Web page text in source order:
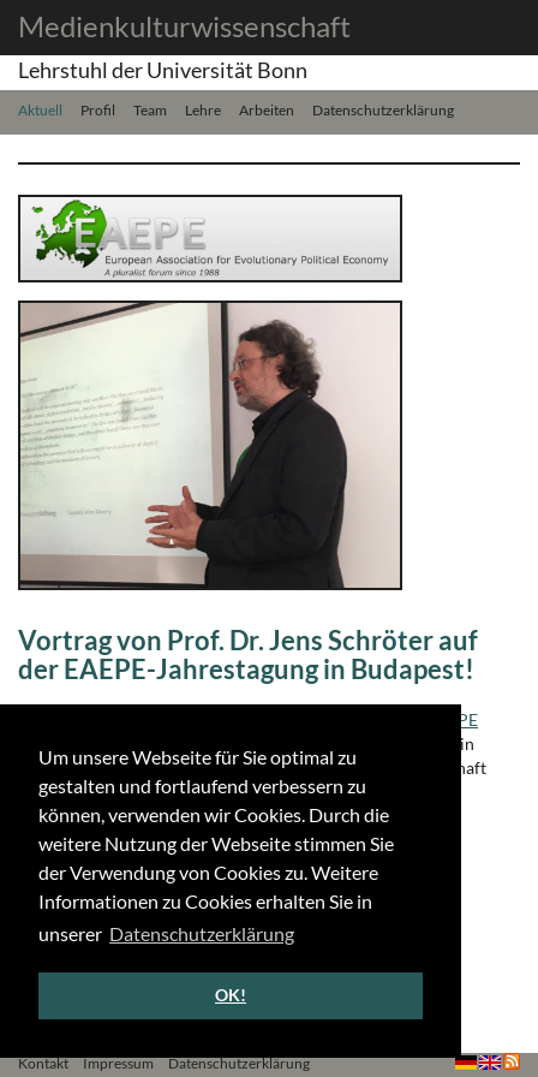
Um unsere Webseite für Sie optimal zu
gestalten und fortlaufend verbessern zu
können, verwenden wir Cookies. Durch die
weitere Nutzung der Webseite stimmen Sie
der Verwendung von Cookies zu. Weitere
Informationen zu Cookies erhalten Sie in
unserer Datenschutzerklärung
OK!
Medienkulturwissenschaft
Lehrstuhl der Universität Bonn
Aktuell Profil Team Lehre Arbeiten Datenschutzerklärung
Vortrag von Prof. Dr. Jens Schröter auf
der EAEPE-Jahrestagung in Budapest!
Jahrestagung der EAEPE
in
Budapest einen Vortrag über das VW-Projekt "Die Gesellschaft
nach dem Geld".
← ↑
Kontakt Impressum Datenschutzerklärung